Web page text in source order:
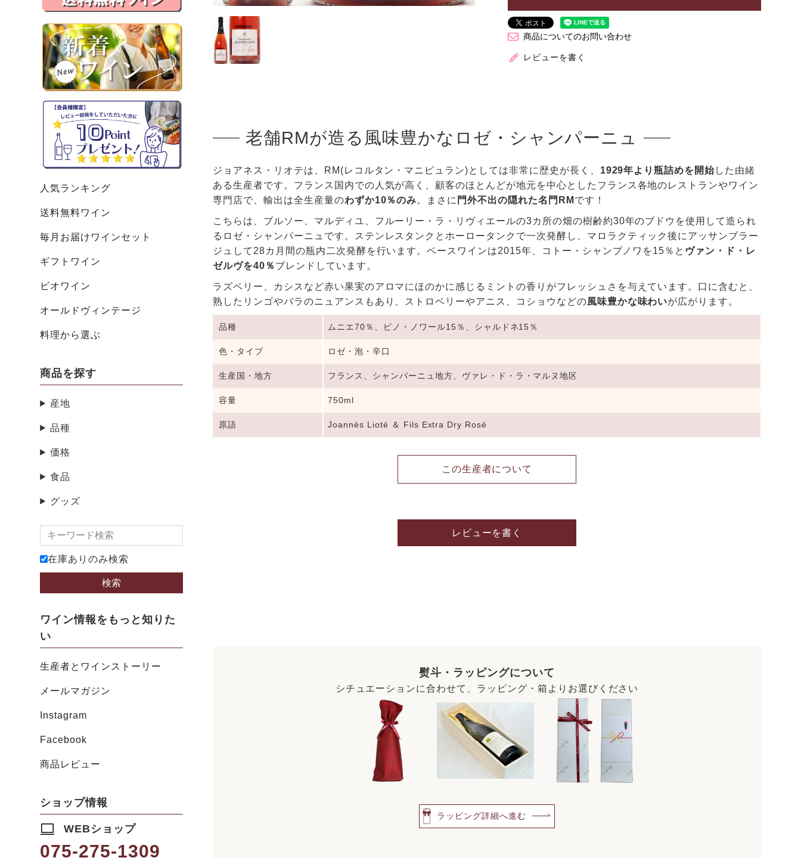
人気ランキング
送料無料ワイン
毎月お届けワインセット
ギフトワイン
ビオワイン
オールドヴィンテージ
料理から選ぶ
商品を探す
産地
品種
価格
食品
グッズ
在庫ありのみ検索
検索
ワイン情報をもっと知りた
い
生産者とワインストーリー
メールマガジン
Instagram
Facebook
商品レビュー
ショップ情報
WEBショップ
075-275-1309
商品についてのお問い合わせ
レビューを書く
老舗RMが造る風味豊かなロゼ・シャンパーニュ
ジョアネス・リオテは、RM(レコルタン・マニピュラン)としては非常に歴史が長く、 1929年より瓶詰めを開始した由緒
ある生産者です。フランス国内での人気が高く、顧客のほとんどが地元を中心としたフランス各地のレストランやワイン
専門店で、輸出は全生産量のわずか10％のみ。まさに 門外不出の隠れた名門RM です！
こちらは、ブルソー、マルディユ、フルーリー・ラ・リヴィエールの3カ所の畑の樹齢約30年のブドウを使用して造られ
るロゼ・シャンパーニュです。ステンレスタンクとホーロータンクで一次発酵し、マロラクティック後にアッサンブラー
ジュして28カ月間の瓶内二次発酵を行います。ベースワインは2015年、コトー・シャンプノワを15％と ヴァン・ド・レ
ゼルヴを40％ ブレンドしています。
ラズベリー、カシスなど赤い果実のアロマにほのかに感じるミントの香りがフレッシュさを与えています。口に含むと、
熟したリンゴやバラのニュアンスもあり、ストロベリーやアニス、コショウなどの風味豊かな味わいが広がります。
品種 ムニエ70％、ピノ・ノワール15％、シャルドネ15％
色・タイプ ロゼ・泡・辛口
生産国・地方 フランス、シャンパーニュ地方、ヴァレ・ド・ラ・マルヌ地区
容量 750ml
原語 Joannès Lioté ＆ Fils Extra Dry Rosé
この生産者について
レビューを書く
熨斗・ラッピングについて
シチュエーションに合わせて、ラッピング・箱よりお選びください
ラッピング詳細へ進む